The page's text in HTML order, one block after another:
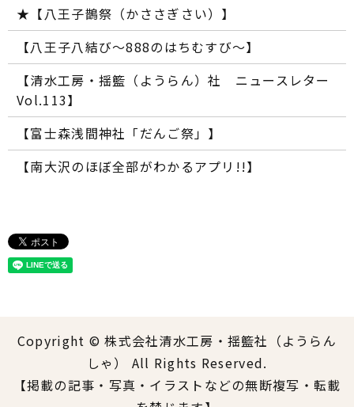
★【八王子鵲祭（かささぎさい）】
【八王子八結び～888のはちむすび～】
【清水工房・揺籃（ようらん）社 ニュースレター
Vol.113】
【富士森浅間神社「だんご祭」】
【南大沢のほぼ全部がわかるアプリ!!】
Copyright © 株式会社清水工房・揺籃社（ようらん
しゃ） All Rights Reserved.
【掲載の記事・写真・イラストなどの無断複写・転載